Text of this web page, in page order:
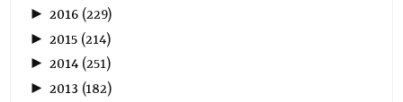
►2016 (229)
► 2015 (214)
►2014 (251)
► 2013 (182)